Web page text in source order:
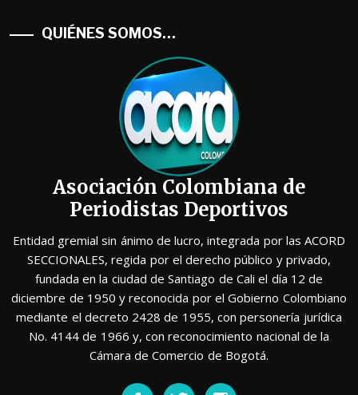
QUIÉNES SOMOS…
Asociación Colombiana de
Periodistas Deportivos
Entidad gremial sin ánimo de lucro, integrada por las ACORD
SECCIONALES, regida por el derecho público y privado,
fundada en la ciudad de Santiago de Cali el día 12 de
diciembre de 1950 y reconocida por el Gobierno Colombiano
mediante el decreto 2428 de 1955, con personería jurídica
No. 4144 de 1966 y, con reconocimiento nacional de la
Cámara de Comercio de Bogotá.